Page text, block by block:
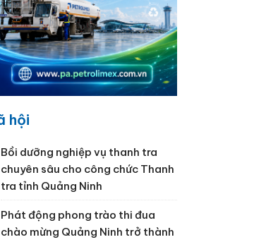
hội
Bồi dưỡng nghiệp vụ thanh tra
chuyên sâu cho công chức Thanh
tra tỉnh Quảng Ninh
Phát động phong trào thi đua
chào mừng Quảng Ninh trở thành